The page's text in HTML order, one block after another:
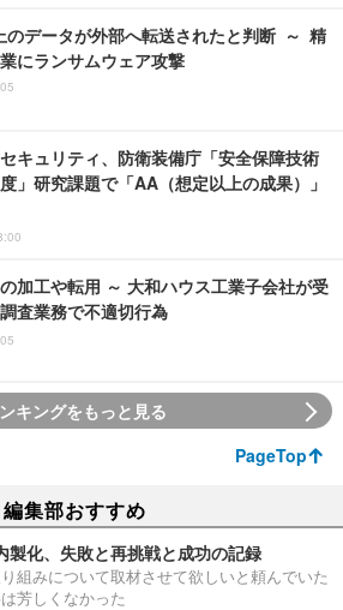
のデータが外部へ転送されたと判断 ～ 精
にランサムウェア攻撃
キュリティ、防衛装備庁「安全保障技術
」研究課題で「AA（想定以上の成果）」
加工や転用 ～ 大和ハウス工業子会社が受
査業務で不適切行為
キングをもっと見る
PageTop
編集部おすすめ
製化、失敗と再挑戦と成功の記録
組みについて取材させて欲しいと頼んでいた
芳しくなかった